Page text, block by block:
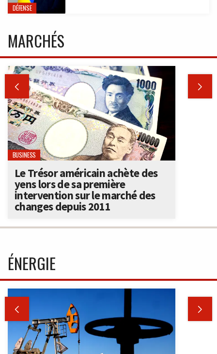
DÉFENSE
MARCHÉS
 
BUSINESS
Le Trésor américain achète des
yens lors de sa première
intervention sur le marché des
changes depuis 2011
ÉNERGIE
 